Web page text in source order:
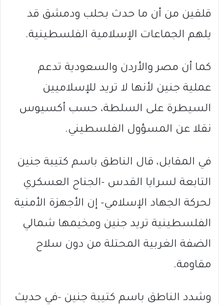
قلقين من أن ما حدث بحلب ودمشق قد
يلهم الجماعات الإسلامية الفلسطينية.
كما أن مصر والأردن والسعودية تدعم
عملية جنين لأنها لا تريد للإسلاميين
السيطرة على السلطة، حسب أكسيوس
نقلا عن المسؤول الفلسطيني.
في المقابل، قال الناطق باسم كتيبة جنين
التابعة لسرايا القدس -الجناح العسكري
لحركة الجهاد الإسلامي- إن الأجهزة الأمنية
الفلسطينية تريد جنين ومخيمها شمالي
الضفة الغربية المحتلة من دون سلاح
مقاومة.
وشدد الناطق باسم كتيبة جنين -في حديث